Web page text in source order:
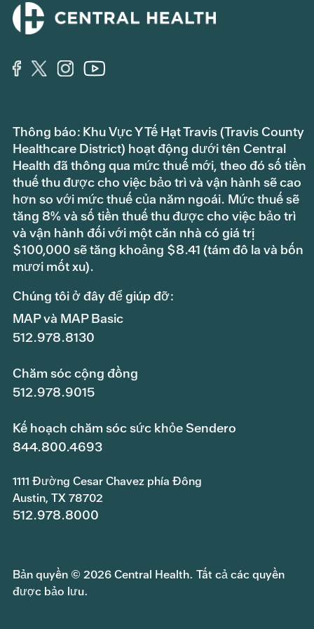
Thông báo: Khu Vực Y Tế Hạt Travis (Travis County
Healthcare District) hoạt động dưới tên Central
Health đã thông qua mức thuế mới, theo đó số tiền
thuế thu được cho việc bảo trì và vận hành sẽ cao
hơn so với mức thuế của năm ngoái. Mức thuế sẽ
tăng 8% và số tiền thuế thu được cho việc bảo trì
và vận hành đối với một căn nhà có giá trị
$100,000 sẽ tăng khoảng $8.41 (tám đô la và bốn
mươi mốt xu).
Chúng tôi ở đây để giúp đỡ:
MAP và MAP Basic
512.978.8130
Chăm sóc cộng đồng
512.978.9015
Kế hoạch chăm sóc sức khỏe Sendero
844.800.4693
1111 Đường Cesar Chavez phía Đông
Austin, TX 78702
512.978.8000
Bản quyền © 2026 Central Health. Tất cả các quyền
được bảo lưu.